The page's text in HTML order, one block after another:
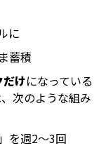
に
蓄積
けになっている
次のような組み
を週2〜3回